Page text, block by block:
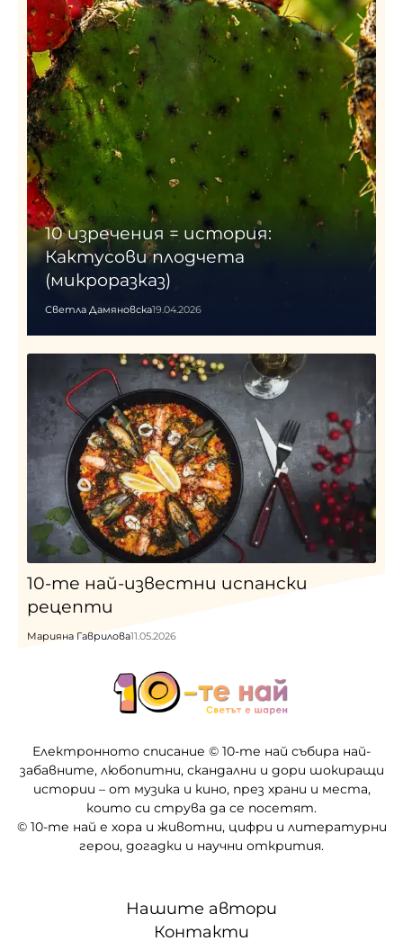
10 изречения = история:
Кактусови плодчета
(микроразказ)
Светла Дамяновска19.04.2026
10-те най-известни испански
рецепти
Марияна Гаврилова11.05.2026
Електронното списание © 10-те най събира най-
забавните, любопитни, скандални и дори шокиращи
истории – от музика и кино, през храни и места,
които си струва да се посетят.
© 10-те най е хора и животни, цифри и литературни
герои, догадки и научни открития.
Нашите автори
Контакти